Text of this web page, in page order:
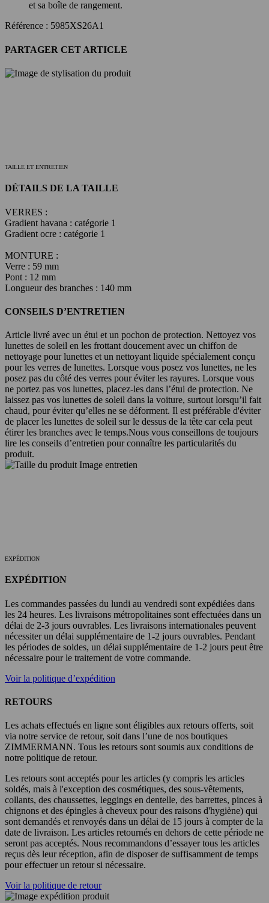
et sa boîte de rangement.
Référence : 5985XS26A1
PARTAGER CET ARTICLE
TAILLE ET ENTRETIEN
DÉTAILS DE LA TAILLE
VERRES :
Gradient havana : catégorie 1
Gradient ocre : catégorie 1
MONTURE :
Verre : 59 mm
Pont : 12 mm
Longueur des branches : 140 mm
CONSEILS D’ENTRETIEN
Article livré avec un étui et un pochon de protection. Nettoyez vos
lunettes de soleil en les frottant doucement avec un chiffon de
nettoyage pour lunettes et un nettoyant liquide spécialement conçu
pour les verres de lunettes. Lorsque vous posez vos lunettes, ne les
posez pas du côté des verres pour éviter les rayures. Lorsque vous
ne portez pas vos lunettes, placez-les dans l’étui de protection. Ne
laissez pas vos lunettes de soleil dans la voiture, surtout lorsqu’il fait
chaud, pour éviter qu’elles ne se déforment. Il est préférable d'éviter
de placer les lunettes de soleil sur le dessus de la tête car cela peut
étirer les branches avec le temps.Nous vous conseillons de toujours
lire les conseils d’entretien pour connaître les particularités du
produit.
EXPÉDITION
EXPÉDITION
Les commandes passées du lundi au vendredi sont expédiées dans
les 24 heures. Les livraisons métropolitaines sont effectuées dans un
délai de 2-3 jours ouvrables. Les livraisons internationales peuvent
nécessiter un délai supplémentaire de 1-2 jours ouvrables. Pendant
les périodes de soldes, un délai supplémentaire de 1-2 jours peut être
nécessaire pour le traitement de votre commande.
Voir la politique d’expédition
RETOURS
Les achats effectués en ligne sont éligibles aux retours offerts, soit
via notre service de retour, soit dans l’une de nos boutiques
ZIMMERMANN. Tous les retours sont soumis aux conditions de
notre politique de retour.
Les retours sont acceptés pour les articles (y compris les articles
soldés, mais à l'exception des cosmétiques, des sous-vêtements,
collants, des chaussettes, leggings en dentelle, des barrettes, pinces à
chignons et des épingles à cheveux pour des raisons d'hygiène) qui
sont demandés et renvoyés dans un délai de 15 jours à compter de la
date de livraison. Les articles retournés en dehors de cette période ne
seront pas acceptés. Nous recommandons d’essayer tous les articles
reçus dès leur réception, afin de disposer de suffisamment de temps
pour effectuer un retour si nécessaire.
Voir la politique de retour